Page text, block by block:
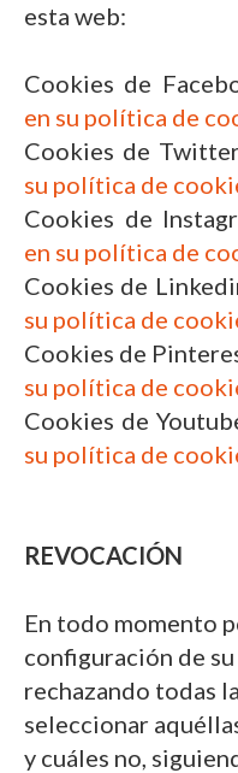
esta web:
Cookies de
en su política de
Cookies de
su política de
Cookies de
en su política de
Cookies de
su política de
Cookies de
su política de
Cookies de
su política de
REVOCACIÓN
En todo momento
configuración de
rechazando todas
seleccionar
y cuáles no,